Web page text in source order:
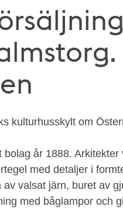
kulturhusskylt om
bolag år 1888.
med detaljer i
valsat järn, buret av
med båglampor och